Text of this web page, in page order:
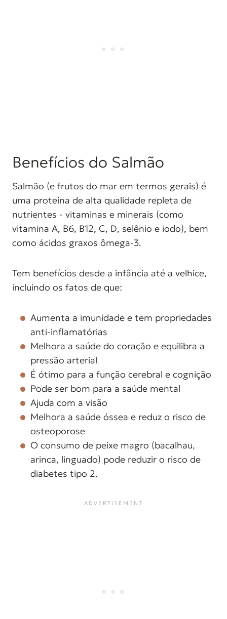
Benefícios do Salmão
Salmão (e frutos do mar em termos gerais) é
uma proteína de alta qualidade repleta de
nutrientes - vitaminas e minerais (como
vitamina A, B6, B12, C, D, selênio e iodo), bem
como ácidos graxos ômega-3.
Tem benefícios desde a infância até a velhice,
incluindo os fatos de que:
Aumenta a imunidade e tem propriedades
anti-inflamatórias
Melhora a saúde do coração e equilibra a
pressão arterial
É ótimo para a função cerebral e cognição
Pode ser bom para a saúde mental
Ajuda com a visão
Melhora a saúde óssea e reduz o risco de
osteoporose
O consumo de peixe magro (bacalhau,
arinca, linguado) pode reduzir o risco de
diabetes tipo 2.